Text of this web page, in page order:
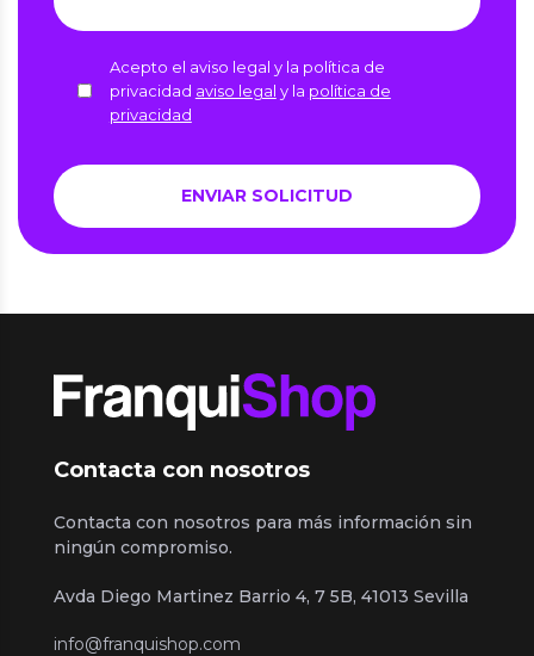
Acepto el aviso legal y la política de
privacidad aviso legal y la política de
privacidad
Contacta con nosotros
Contacta con nosotros para más información sin
ningún compromiso.
Avda Diego Martinez Barrio 4, 7 5B, 41013 Sevilla
info@franquishop.com